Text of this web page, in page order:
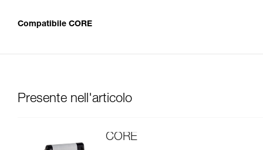
Compatibile CORE
Presente nell'articolo
CORE